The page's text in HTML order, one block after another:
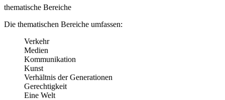
thematische Bereiche
Die thematischen Bereiche umfassen:
Verkehr
Medien
Kommunikation
Kunst
Verhältnis der Generationen
Gerechtigkeit
Eine Welt